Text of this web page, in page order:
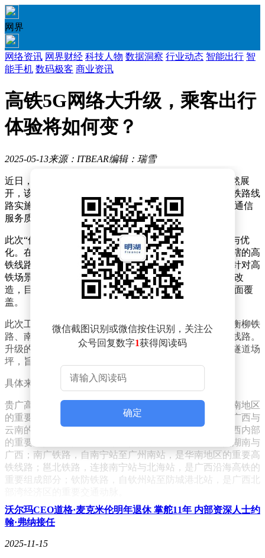
网界
网络资讯 网界财经 科技人物 数据洞察 行业动态 智能出行 智
能手机 数码极客 商业资讯
高铁5G网络大升级，乘客出行
体验将如何变？
2025-05-13来源：ITBEAR编辑：瑞雪
近日，一场名为“信号飞跃”的专项行动在全国范围内悄然展
开，该行动旨在通过联合通信运营商，对七条关键高速铁路线
路实施5G网络的全面升级，以深化移动网络覆盖，提高通信
服务质量，并为乘客提供更加优质的出行体验。
此次“信号飞跃”行动是对现有通信网络的一次重大扩容与优
化。在确保铁路运营安全的前提下，相关部门对各自管辖的高
铁线路进行了详尽的通信覆盖情况排查。依据通信行业针对高
铁场景的覆盖标准，对现有设施进行了针对性的5G网络改
造，目标是在今年年底前实现这些高铁线路5G网络的全面覆
盖。
此次工程覆盖了包括贵广高铁、南昆客专、柳南客专、衡柳铁
路、南广铁路、邕北铁路以及钦防铁路在内的多条重要线路。
升级的重点主要集中在沿线共计556个隧道洞室和586个隧道场
坪，旨在提升这些区域的5G公众通信网络质量。
具体来看，涉及的线路包括：
贵广高铁，连接贵阳北站与广州南站，是西南地区与华南地区
的重要通道；南昆客专，自南宁站至昆明南站，是连接广西与
云南的高速铁路；柳南客专，从柳州站至南宁站，是广西内部
的重要连接线；衡柳铁路，自衡阳东站至柳州站，连接湖南与
广西；南广铁路，自南宁站至广州南站，是华南地区的重要高
铁线路；邕北铁路，连接南宁站与北海站，是广西沿海高铁的
重要组成部分；钦防铁路，自钦州站至防城港北站，是广西北
通过这些线路的5G网络升级，乘客在高铁旅行中将能够享受
到更加稳定、高速的网络服务，无论是工作、学习还是娱乐，
都将得到极大的便利。同时，这也将为高铁沿线的经济发展注
微信截图识别或微信按住识别，关注公
众号回复数字1获得阅读码
确定
沃尔玛CEO道格·麦克米伦明年退休 掌舵11年 内部资深人士约
翰·弗纳接任
2025-11-15